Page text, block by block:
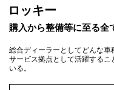
ロッキー
購入から整備等に至る全
総合ディーラーとしてどんな
サービス拠点として活躍する
いる。